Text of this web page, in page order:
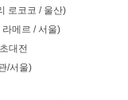
로코코 / 울산)
메르 / 서울)
대전
/서울)